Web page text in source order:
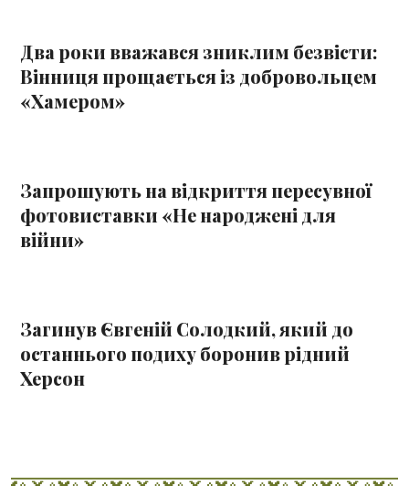
Два роки вважався зниклим безвісти:
Вінниця прощається із добровольцем
«Хамером»
Запрошують на відкриття пересувної
фотовиставки «Не народжені для
війни»
Загинув Євгеній Солодкий, який до
останнього подиху боронив рідний
Херсон